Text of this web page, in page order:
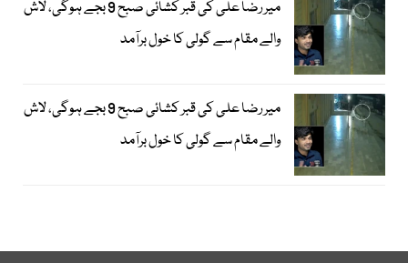
میر رضا علی کی قبر کشائی صبح 9 بجے ہوگی، لاش
والے مقام سے گولی کا خول برآمد
میر رضا علی کی قبر کشائی صبح 9 بجے ہوگی، لاش
والے مقام سے گولی کا خول برآمد